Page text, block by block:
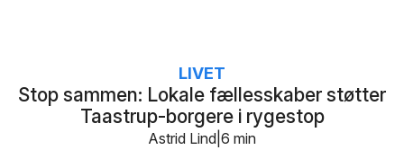
Stop sammen: Lokale fællesskaber støtter
Taastrup-borgere i rygestop
LIVET
6 min
Astrid Lind